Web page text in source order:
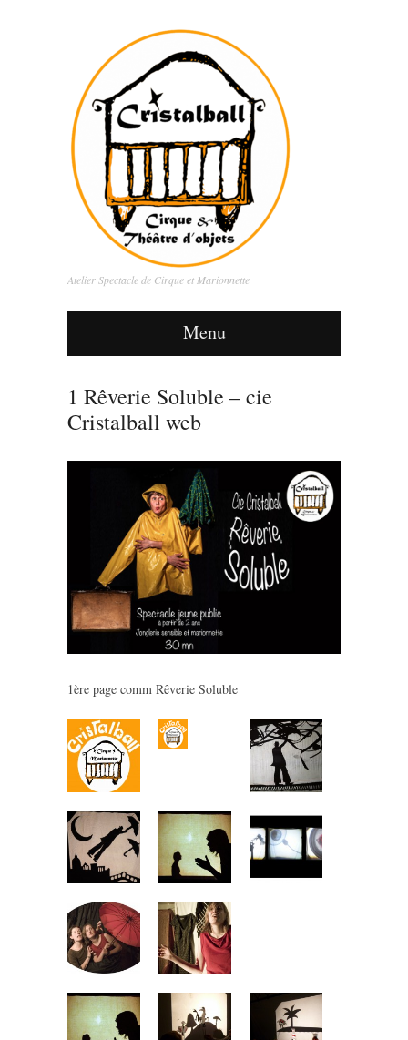
Atelier Spectacle de Cirque et Marionnette
Menu
1 Rêverie Soluble – cie
Cristalball web
1ère page comm Rêverie Soluble